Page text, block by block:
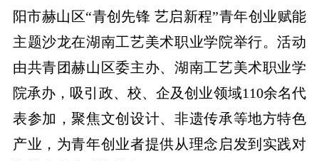
阳市赫山区“青创先锋 艺启新程”青年创业赋能
主题沙龙在湖南工艺美术职业学院举行。活动
由共青团赫山区委主办、湖南工艺美术职业学
院承办，吸引政、校、企及创业领域110余名代
表参加，聚焦文创设计、非遗传承等地方特色
产业，为青年创业者提供从理念启发到实践对